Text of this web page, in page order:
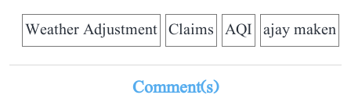
ajay maken
AQI
Claims
Weather Adjustment
Comment(s)